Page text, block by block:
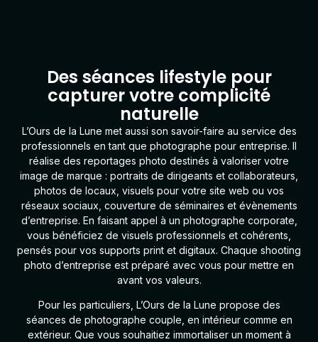
Des séances lifestyle pour
capturer votre complicité
naturelle
L’Ours de la Lune met aussi son savoir-faire au service des
professionnels en tant que photographe pour entreprise. Il
réalise des reportages photo destinés à valoriser votre
image de marque : portraits de dirigeants et collaborateurs,
photos de locaux, visuels pour votre site web ou vos
réseaux sociaux, couverture de séminaires et évènements
d’entreprise. En faisant appel à un photographe corporate,
vous bénéficiez de visuels professionnels et cohérents,
pensés pour vos supports print et digitaux. Chaque shooting
photo d’entreprise est préparé avec vous pour mettre en
avant vos valeurs.
Pour les particuliers , L’Ours de la Lune propose des
séances de photographe couple , en intérieur comme en
extérieur. Que vous souhaitiez immortaliser un moment à